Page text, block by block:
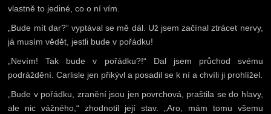
vlastně to jediné, co o ní vím.
„Bude mít dar?“ vyptával se mě dál. Už jsem začínal ztrácet nervy,
já musím vědět, jestli bude v pořádku!
„Nevím! Tak bude v pořádku?!“ Dal jsem průchod svému
podráždění. Carlisle jen přikývl a posadil se k ní a chvíli ji prohlížel.
„Bude v pořádku, zranění jsou jen povrchová, praštila se do hlavy,
ale nic vážného,“ zhodnotil její stav. „Aro, mám tomu všemu